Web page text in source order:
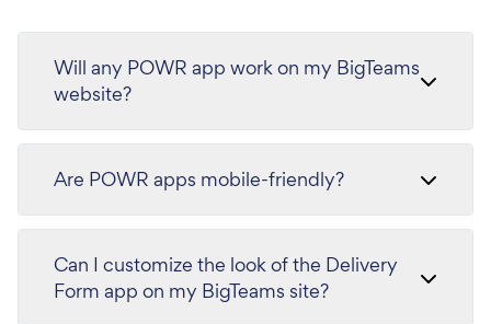
Will any POWR app work on my BigTeams
website?
Are POWR apps mobile-friendly?
Can I customize the look of the Delivery
Form app on my BigTeams site?